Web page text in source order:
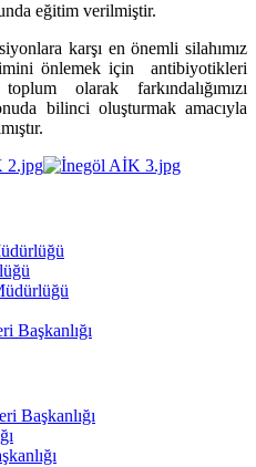
eğitim verilmiştir.
karşı en önemli silahımız
önlemek için antibiyotikleri
olarak farkındalığımızı
bilinci oluşturmak amacıyla
Başkanlığı
Başkanlığı